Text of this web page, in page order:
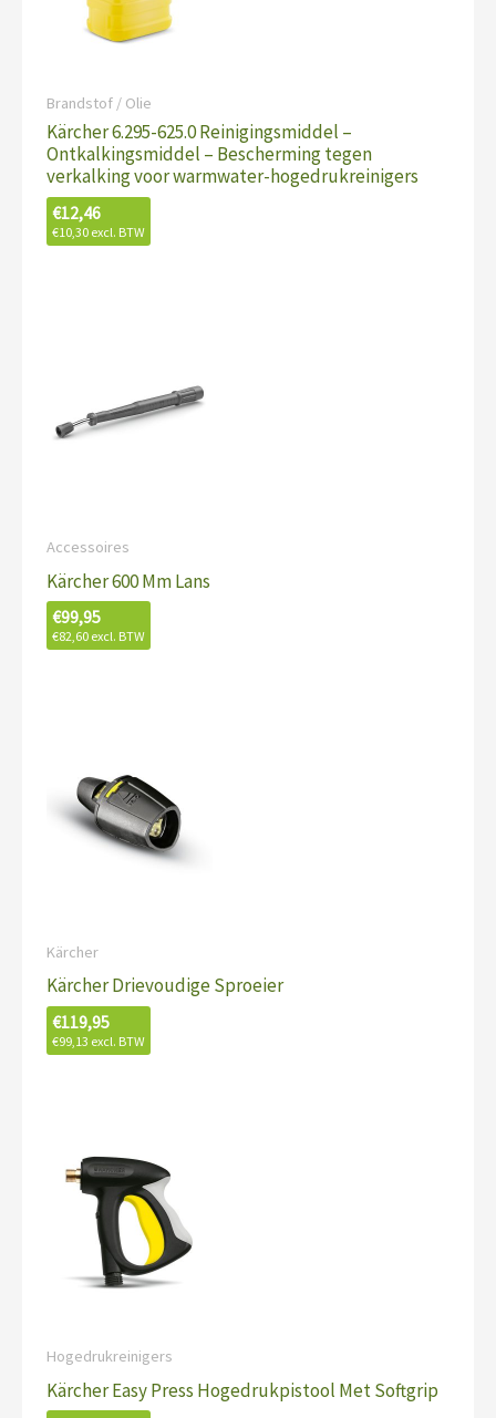
Brandstof / Olie
Kärcher 6.295-625.0 Reinigingsmiddel –
Ontkalkingsmiddel – Bescherming tegen
verkalking voor warmwater-hogedrukreinigers
€12,46
€10,30 excl. BTW
Accessoires
Kärcher 600 Mm Lans
€99,95
€82,60 excl. BTW
Kärcher
Kärcher Drievoudige Sproeier
€119,95
€99,13 excl. BTW
Hogedrukreinigers
Kärcher Easy Press Hogedrukpistool Met Softgrip